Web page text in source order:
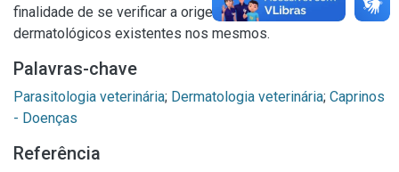
finalidade de se verificar a origem dos transtornos
dermatológicos existentes nos mesmos.
Palavras-chave
Parasitologia veterinária; Dermatologia veterinária; Caprinos
- Doenças
Referência